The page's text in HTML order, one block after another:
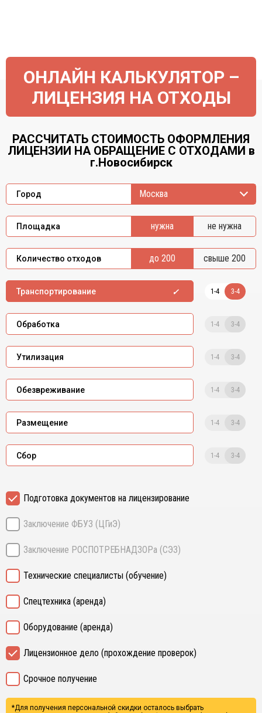
Н
Набережные Челны
Нижний Новгород
Нижний Тагил
Новосибирск
Я
Ярославль
ОНЛАЙН КАЛЬКУЛЯТОР –
ЛИЦЕНЗИЯ НА ОТХОДЫ
РАССЧИТАТЬ СТОИМОСТЬ ОФОРМЛЕНИЯ
ЛИЦЕНЗИИ НА ОБРАЩЕНИЕ С ОТХОДАМИ в
г.Новосибирск
Город Москва
Площадка нужна не нужна
Количество отходов до 200 свыше 200
Транспортирование 1-4 3-4
Обработка 1-4 3-4
Утилизация 1-4 3-4
Обезвреживание 1-4 3-4
Размещение 1-4 3-4
Сбор 1-4 3-4
Подготовка документов на лицензирование
Заключение ФБУЗ (ЦГиЭ)
Заключение РОСПОТРЕБНАДЗОРа (СЭЗ)
Технические специалисты (обучение)
Спецтехника (аренда)
Оборудование (аренда)
Лицензионное дело (прохождение проверок)
Срочное получение
*Для получения персональной скидки осталось выбрать